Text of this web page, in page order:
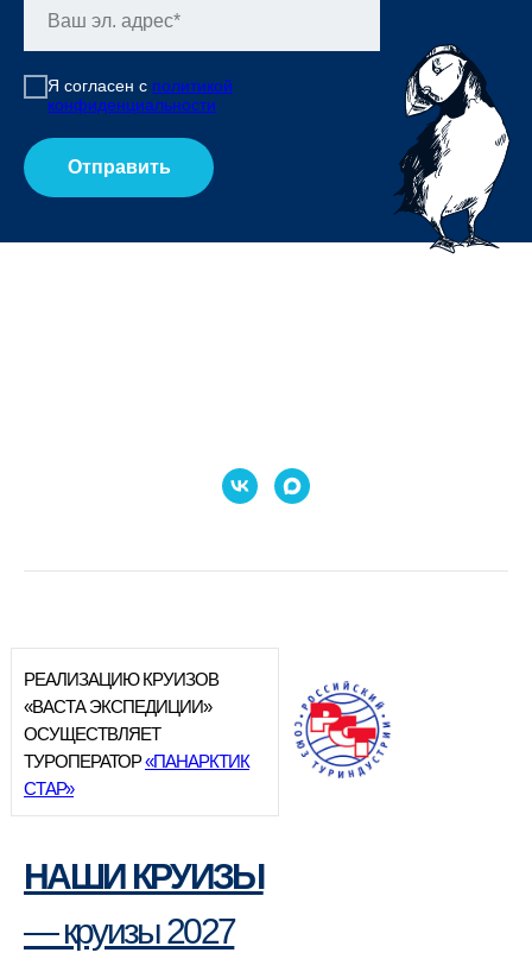
Я согласен с политикой
конфиденциальности
Отправить
РЕАЛИЗАЦИЮ КРУИЗОВ
«ВАСТА ЭКСПЕДИЦИИ»
ОСУЩЕСТВЛЯЕТ
ТУРОПЕРАТОР«ПАНАРКТИК
СТАР»
НАШИ КРУИЗЫ
— круизы 2027